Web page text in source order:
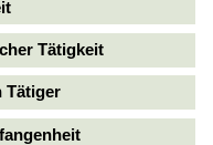
Tätigkeit
Tätiger